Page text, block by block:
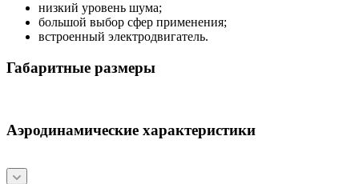
низкий уровень шума;
большой выбор сфер применения;
встроенный электродвигатель.
Габаритные размеры
Аэродинамические характеристики